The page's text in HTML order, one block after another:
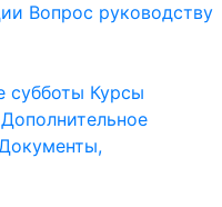
Вопрос руководству
субботы Курсы
Дополнительное